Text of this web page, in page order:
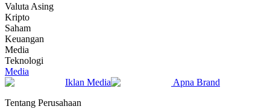
Valuta Asing
Kripto
Saham
Keuangan
Media
Teknologi
Media
Iklan Media
Apna Brand
Tentang Perusahaan